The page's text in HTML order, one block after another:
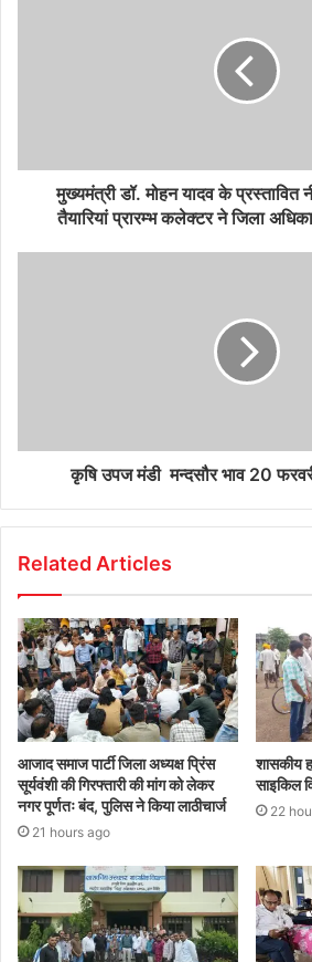
मुख्यमंत्री डॉ. मोहन यादव के प्रस्तावित
तैयारियां प्रारम्भ कलेक्टर ने जिला
कृषि उपज मंडी मन्दसौर भाव 20
Related Articles
आजाद समाज पार्टी जिला अध्यक्ष प्रिंस
सूर्यवंशी की गिरफ्तारी की मांग को लेकर
नगर पूर्णतः बंद, पुलिस ने किया लाठीचार्ज
21 hours ago
शासकीय
साइकिल
22